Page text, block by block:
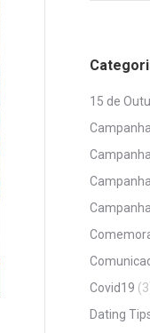
15 de
Covid19
Dating